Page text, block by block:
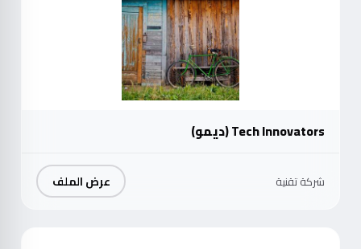
Tech Innovators (ديمو)
شركة تقنية عرض الملف